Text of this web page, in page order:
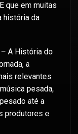
que em muitas
história da
A História do
a
relevantes
pesada,
até a
produtores e